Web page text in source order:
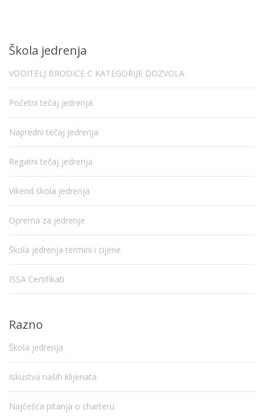
Škola jedrenja
VODITELJ BRODICE C KATEGORIJE DOZVOLA
Početni tečaj jedrenja
Napredni tečaj jedrenja
Regatni tečaj jedrenja
Vikend škola jedrenja
Oprema za jedrenje
Škola jedrenja termini i cijene
ISSA Certifikati
Razno
Škola jedrenja
Iskustva naših klijenata
Najčešća pitanja o charteru